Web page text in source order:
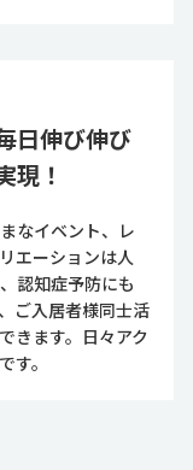
日伸び伸び
現！
なイベント、レ
エーションは人
認知症予防にも
ご入居者様同士活
きます。日々アク
す。